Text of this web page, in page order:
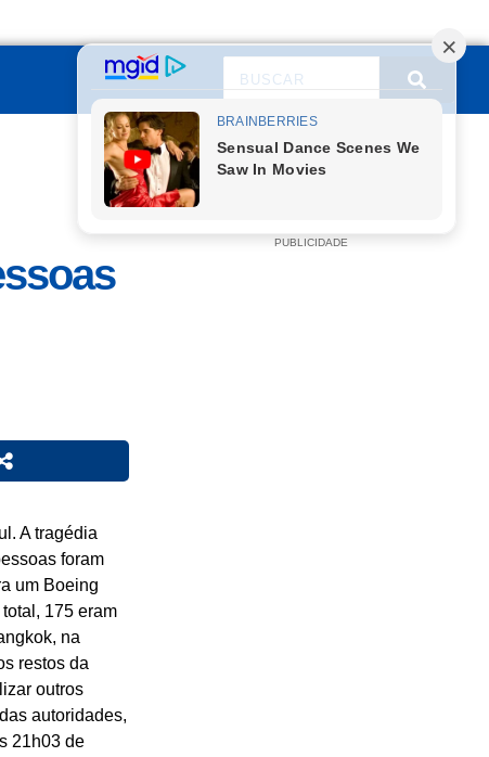
A tragédia
foram
um Boeing
175 eram
na
restos da
outros
autoridades,
21h03 de
PUBLICIDADE